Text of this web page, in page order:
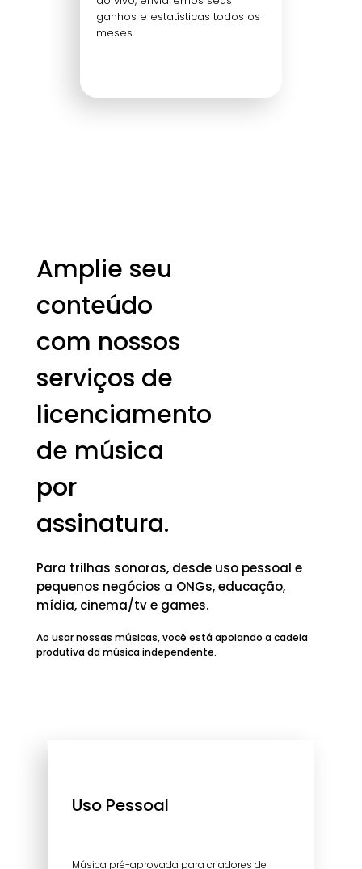
ganhos e estatísticas todos os
meses.
Amplie seu
conteúdo
com nossos
serviços de
licenciamento
de música
por
assinatura.
Para trilhas sonoras, desde uso pessoal e
pequenos negócios a ONGs, educação,
mídia, cinema/tv e games.
Ao usar nossas músicas, você está apoiando a cadeia
produtiva da música independente.
Uso Pessoal
Música pré-aprovada para criadores de